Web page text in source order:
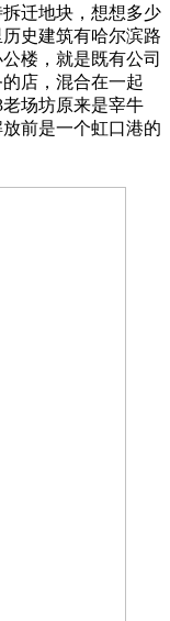
迁地块，想想多少
史建筑有哈尔滨路
楼，就是既有公司
店，混合在一起
场坊原来是宰牛
前是一个虹口港的